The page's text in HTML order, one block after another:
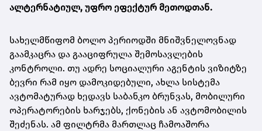
ალტერნატიულ, უფრო ეფექტურ მეთოდთან.
სახელმწიფომ ბოლო პერიოდში მნიშვნელოვნად
გაამკაცრა და გააციფრულა შემოსავლების
კონტროლი. თუ ადრე სოციალური აგენტის ვიზიტზე
ბევრი რამ იყო დამოკიდებული, ახლა სისტემა
ავტომატურად ხედავს საბანკო ბრუნვას, მობილური
ოპერატორების ხარჯებს, ქონების ან ავტომობილის
შეძენას. ამ ფილტრმა მართლაც ჩამოაშორა